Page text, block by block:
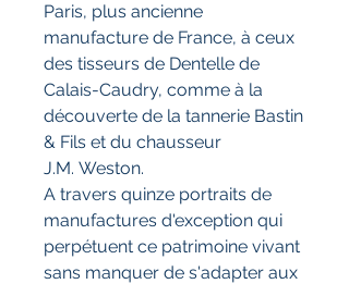
Paris, plus ancienne
manufacture de France, à ceux
des tisseurs de Dentelle de
Calais-Caudry, comme à la
découverte de la tannerie Bastin
& Fils et du chausseur
J.M. Weston.
A travers quinze portraits de
manufactures d'exception qui
perpétuent ce patrimoine vivant
sans manquer de s'adapter aux